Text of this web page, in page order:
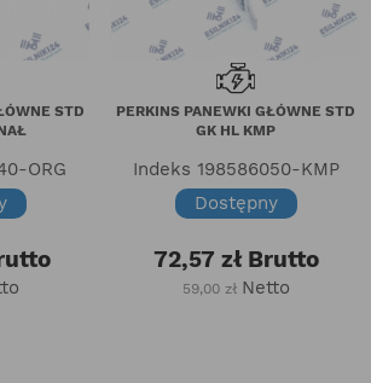
STD
ORG
PERKINS PANEWKI GŁÓWNE STD
GK HL KMP
Indeks 198586050-KMP
Dostępny
72,57 złBrutto
59,00 zł Netto